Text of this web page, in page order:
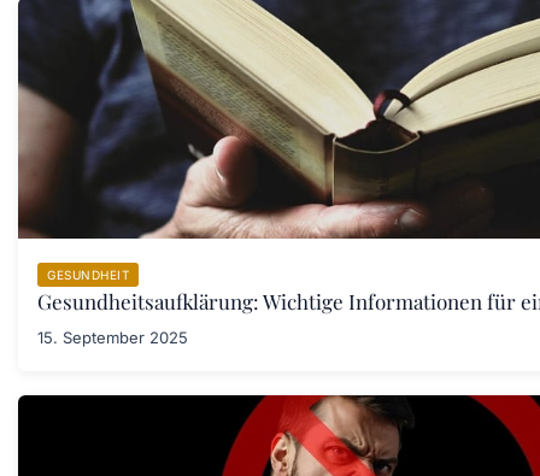
GESUNDHEIT
Gesundheitsaufklärung: Wichtige Informationen für
15. September 2025